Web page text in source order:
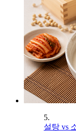
5.
설탕 vs